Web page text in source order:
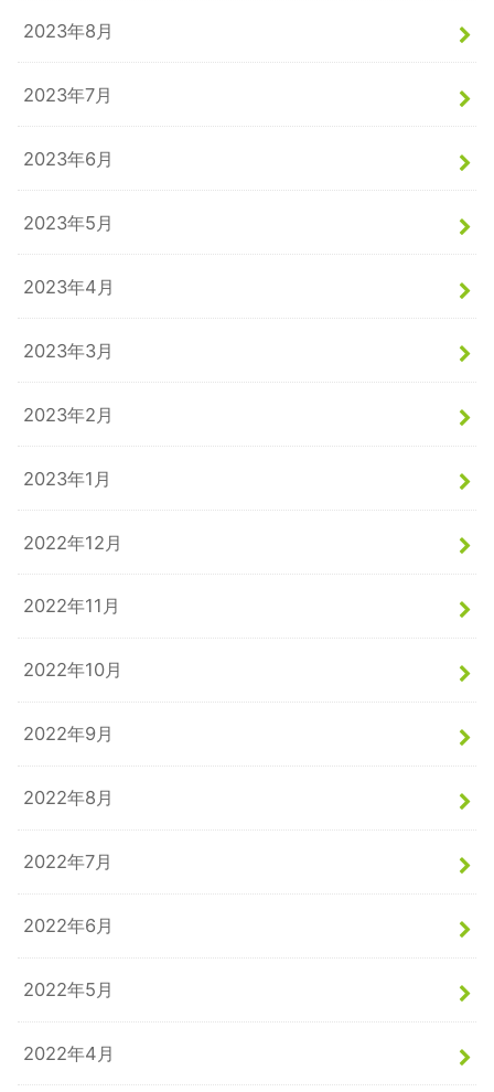
2023年8月
2023年7月
2023年6月
2023年5月
2023年4月
2023年3月
2023年2月
2023年1月
2022年12月
2022年11月
2022年10月
2022年9月
2022年8月
2022年7月
2022年6月
2022年5月
2022年4月